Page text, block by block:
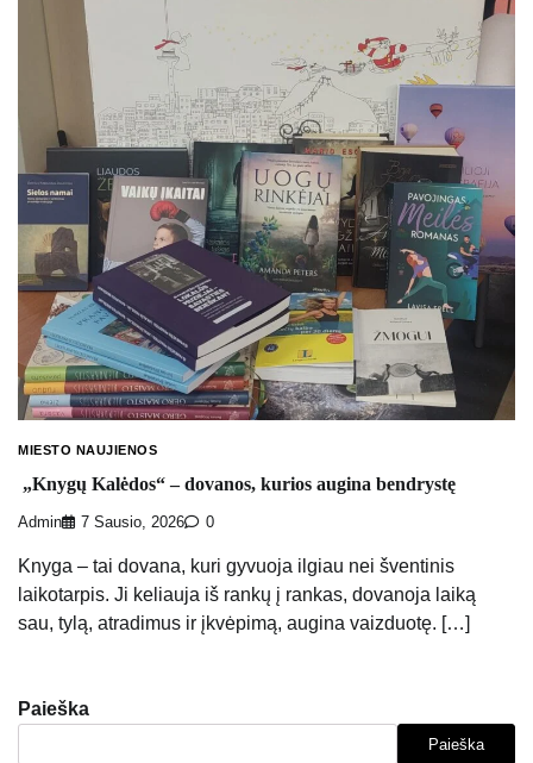
MIESTO NAUJIENOS
„Knygų Kalėdos“ – dovanos, kurios augina bendrystę
Admin 7 Sausio, 2026 0
Knyga – tai dovana, kuri gyvuoja ilgiau nei šventinis
laikotarpis. Ji keliauja iš rankų į rankas, dovanoja laiką
sau, tylą, atradimus ir įkvėpimą, augina vaizduotę. […]
Paieška
Paieška